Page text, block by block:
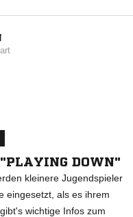
DOWN"
kleinere Jugendspieler
eingesetzt, als es ihrem
wichtige Infos zum